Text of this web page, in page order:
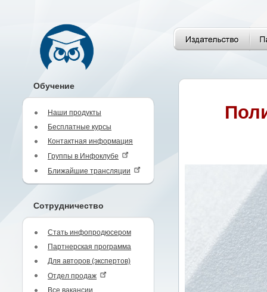
Обучение
Наши продукты
Бесплатные курсы
Контактная информация
Группы в Инфоклубе
Ближайшие трансляции
Сотрудничество
Стать инфопродюсером
Партнерская программа
Для авторов (экспертов)
Отдел продаж
Все вакансии